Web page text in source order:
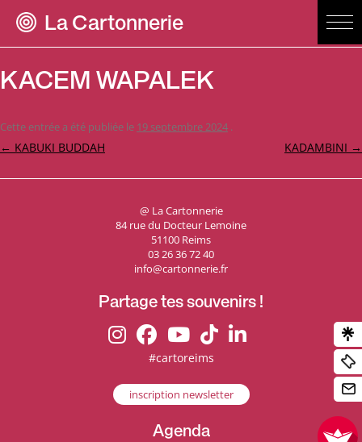
La Cartonnerie
KACEM WAPALEK
Cette entrée a été publiée le 19 septembre 2024 .
Navigation
← KABUKI BUDDAH KADAMBINI →
@ La Cartonnerie
84 rue du Docteur Lemoine
51100 Reims
03 26 36 72 40
info@cartonnerie.fr
Partage tes souvenirs !
#cartoreims
inscription newsletter
Agenda